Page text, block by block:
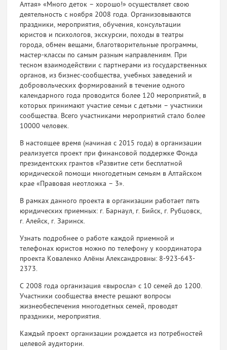
Алтая» «Много деток – хорошо!» осуществляет свою
деятельность с ноября 2008 года. Организовываются
праздники, мероприятия, обучения, консультации
юристов и психологов, экскурсии, походы в театры
города, обмен вещами, благотворительные программы,
мастер-классы по самым разным направлениям. При
тесном взаимодействии с партнерами из государственных
органов, из бизнес-сообщества, учебных заведений и
добровольческих формирований в течение одного
календарного года проводится более 120 мероприятий, в
которых принимают участие семьи с детьми – участники
сообщества. Всего участниками мероприятий стало более
10000 человек.
В настоящее время (начиная с 2015 года) в организации
реализуется проект при финансовой поддержке Фонда
президентских грантов «Развитие сети бесплатной
юридической помощи многодетным семьям в Алтайском
крае «Правовая неотложка – 3».
В рамках данного проекта в организации работает пять
юридических приемных: г. Барнаул, г. Бийск, г. Рубцовск,
г. Алейск, г. Заринск.
Узнать подробнее о работе каждой приемной и
телефонах юристов можно по телефону у координатора
проекта Коваленко Алёны Александровны: 8-923-643-
2373.
С 2008 года организация «выросла» с 10 семей до 1200.
Участники сообщества вместе решают вопросы
жизнеобеспечения многодетных семей, проводят
праздники, мероприятия.
Каждый проект организации рождается из потребностей
целевой аудитории.